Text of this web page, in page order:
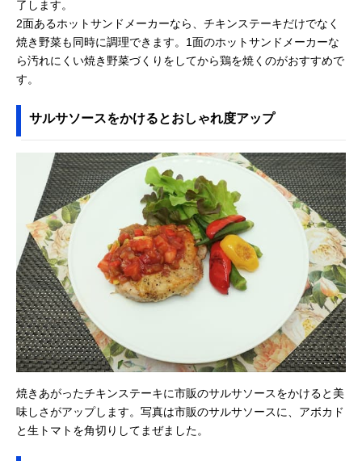
了します。
2面あるホットサンドメーカーなら、チキンステーキだけでなく
焼き野菜も同時に調理できます。1面のホットサンドメーカーな
ら汚れにくい焼き野菜づくりをしてから鶏を焼くのがおすすめで
す。
サルサソースをかけるとおしゃれ度アップ
焼きあがったチキンステーキに市販のサルサソースをかけると美
味しさがアップします。写真は市販のサルサソースに、アボカド
と生トマトを角切りしてまぜました。